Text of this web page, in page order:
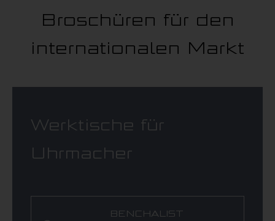
Broschüren für den
internationalen Markt
Werktische für
Uhrmacher
BENCHALIST